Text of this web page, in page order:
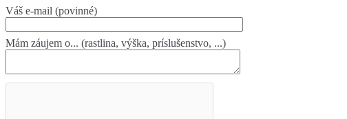
Váš e-mail (povinné)
Mám záujem o... (rastlina, výška, príslušenstvo, ...)